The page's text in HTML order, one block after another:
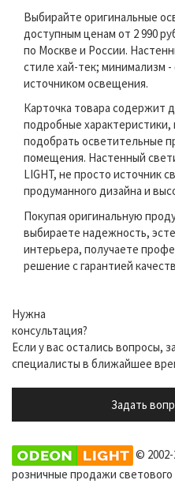
Выбирайте оригинальные
доступным ценам от 2 990
по Москве и России.
стиле хай-тек; минимализм
источником освещения.
Карточка товара содержит
подробные
подобрать осветительные
помещения. Настенный
LIGHT, не просто источник
продуманного дизайна и
Покупая оригинальную
выбираете надежность,
интерьера, получаете
решение с гарантией
Нужна
консультация?
Если у вас остались вопросы,
специалисты в ближайшее
Задать
©
розничные продажи